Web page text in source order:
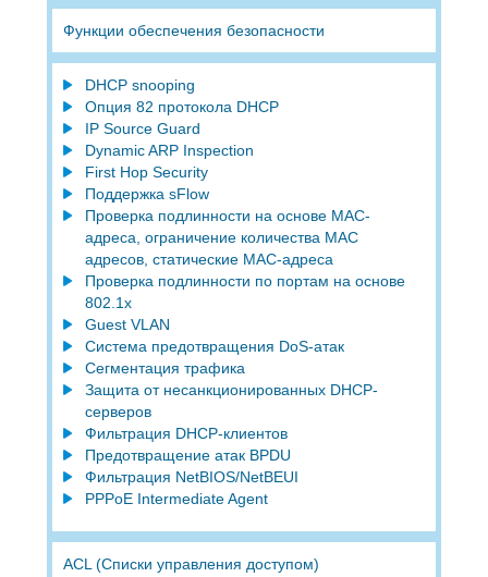
Функции обеспечения безопасности
DHCP snooping
Опция 82 протокола DHCP
IP Source Guard
Dynamic ARP Inspection
First Hop Security
Поддержка sFlow
Проверка подлинности на основе MAC-
адреса, ограничение количества MAC
адресов, статические MAC-адреса
Проверка подлинности по портам на основе
802.1x
Guest VLAN
Система предотвращения DoS-атак
Сегментация трафика
Защита от несанкционированных DHCP-
серверов
Фильтрация DHCP-клиентов
Предотвращение атак BPDU
Фильтрация NetBIOS/NetBEUI
PPPoE Intermediate Agent
ACL (Списки управления доступом)